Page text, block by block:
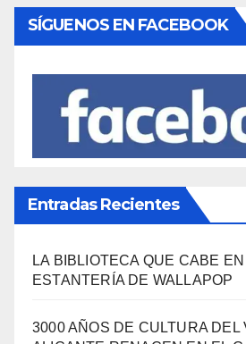
SÍGUENOS EN FACEBOOK
Entradas Recientes
LA BIBLIOTECA QUE CABE
ESTANTERÍA DE WALLAPOP
3000 AÑOS DE CULTURA DEL